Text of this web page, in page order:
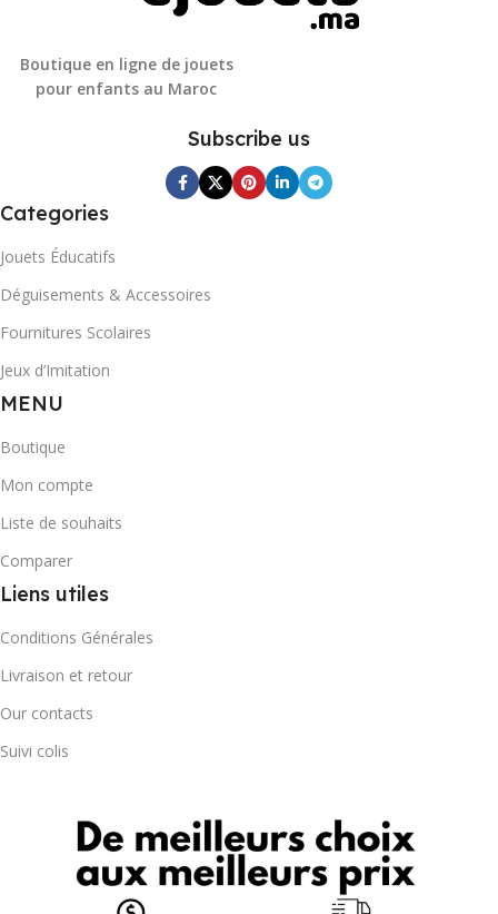
Boutique en ligne de jouets
pour enfants au Maroc
Subscribe us
Categories
Jouets Éducatifs
Déguisements & Accessoires
Fournitures Scolaires
Jeux d’Imitation
MENU
Boutique
Mon compte
Liste de souhaits
Comparer
Liens utiles
Conditions Générales
Livraison et retour
Our contacts
Suivi colis